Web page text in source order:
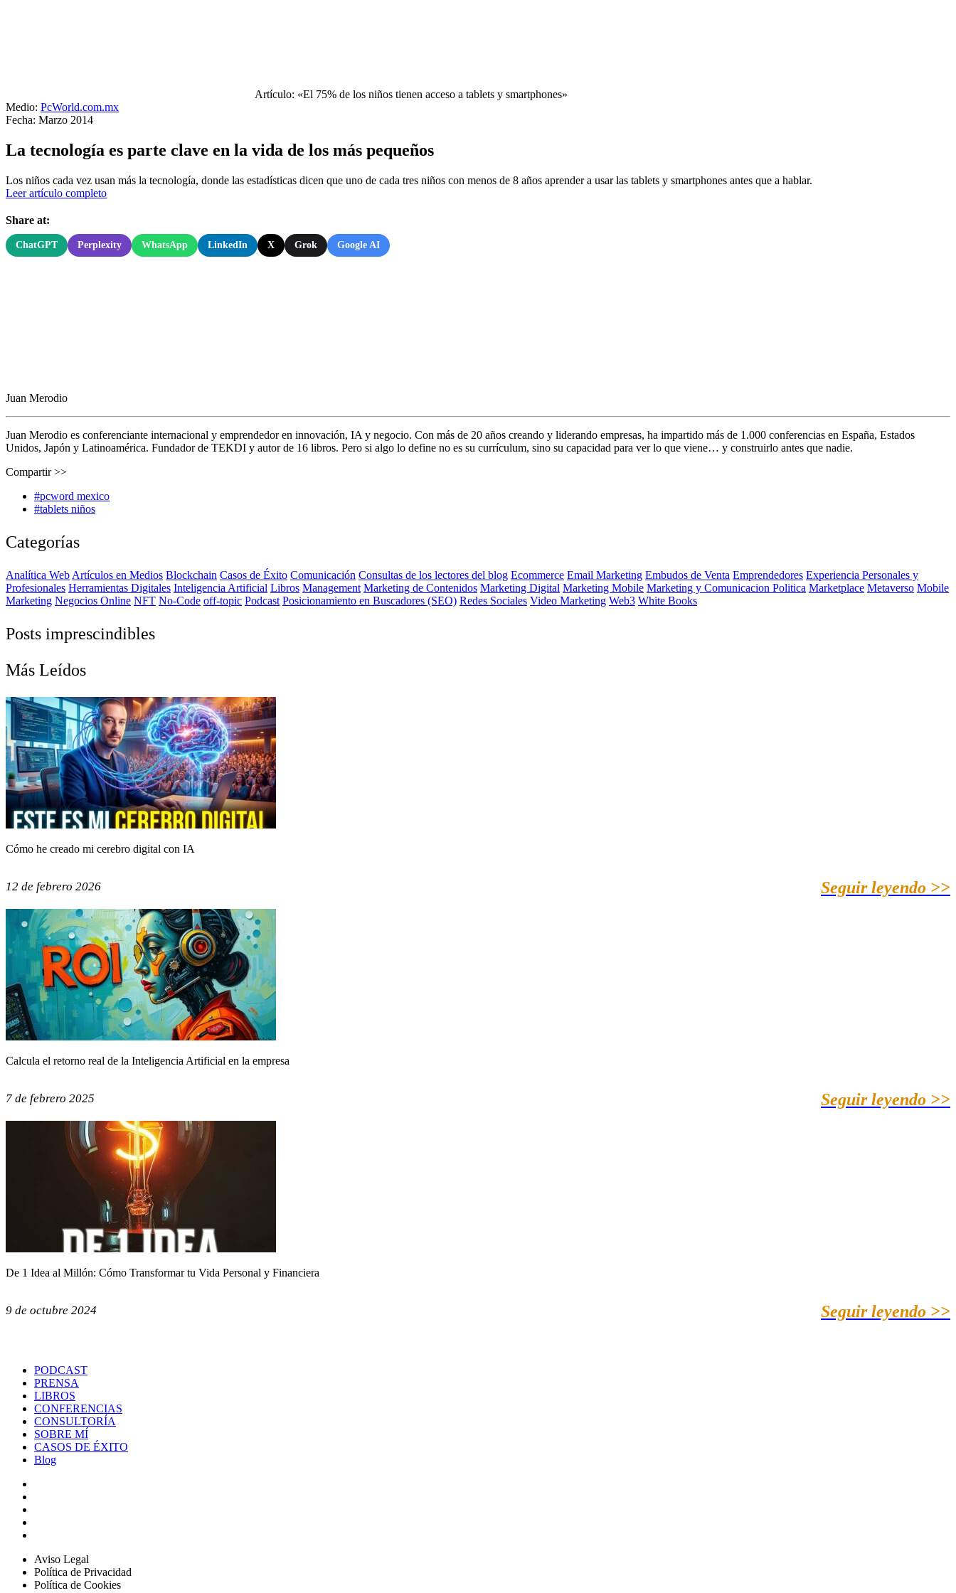
Artículo: «El 75% de los niños tienen acceso a tablets y smartphones»
Medio: PcWorld.com.mx
Fecha: Marzo 2014
La tecnología es parte clave en la vida de los más pequeños
Los niños cada vez usan más la tecnología, donde las estadísticas dicen que uno de cada tres niños con menos de 8 años aprender a usar las tablets y smartphones antes que a hablar.
Leer artículo completo
Share at:
ChatGPT Perplexity WhatsApp LinkedIn X Grok Google AI
Juan Merodio
Juan Merodio es conferenciante internacional y emprendedor en innovación, IA y negocio. Con más de 20 años creando y liderando empresas, ha impartido más de 1.000 conferencias en España, Estados
Unidos, Japón y Latinoamérica. Fundador de TEKDI y autor de 16 libros. Pero si algo lo define no es su currículum, sino su capacidad para ver lo que viene… y construirlo antes que nadie.
Compartir >>
#pcword mexico
#tablets niños
Categorías
Analítica Web Artículos en Medios Blockchain Casos de Éxito Comunicación Consultas de los lectores del blog Ecommerce Email Marketing Embudos de Venta Emprendedores Experiencia Personales y
Profesionales Herramientas Digitales Inteligencia Artificial Libros Management Marketing de Contenidos Marketing Digital Marketing Mobile Marketing y Comunicacion Politica Marketplace Metaverso Mobile
Marketing Negocios Online NFT No-Code off-topic Podcast Posicionamiento en Buscadores (SEO) Redes Sociales Video Marketing Web3 White Books
Posts imprescindibles
Más Leídos
Cómo he creado mi cerebro digital con IA
12 de febrero 2026 Seguir leyendo >>
Calcula el retorno real de la Inteligencia Artificial en la empresa
7 de febrero 2025 Seguir leyendo >>
De 1 Idea al Millón: Cómo Transformar tu Vida Personal y Financiera
9 de octubre 2024 Seguir leyendo >>
PODCAST
PRENSA
LIBROS
CONFERENCIAS
CONSULTORÍA
SOBRE MÍ
CASOS DE ÉXITO
Blog
Aviso Legal
Política de Privacidad
Política de Cookies